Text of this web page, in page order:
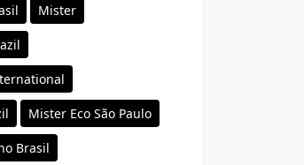
Mister
Mister Eco São Paulo
Brasil